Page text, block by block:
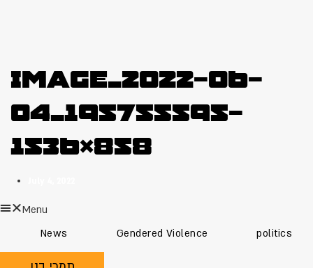
image_2022-06-
04_195755595-
1536×858
Menu
News
Gendered Violence politics